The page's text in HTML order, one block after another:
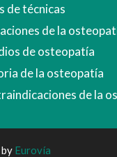
de técnicas
de la
de osteopatía
de la osteopatía
de la
Eurovía